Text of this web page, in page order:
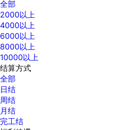
全部
2000以上
4000以上
6000以上
8000以上
10000以上
结算方式
全部
日结
周结
月结
完工结